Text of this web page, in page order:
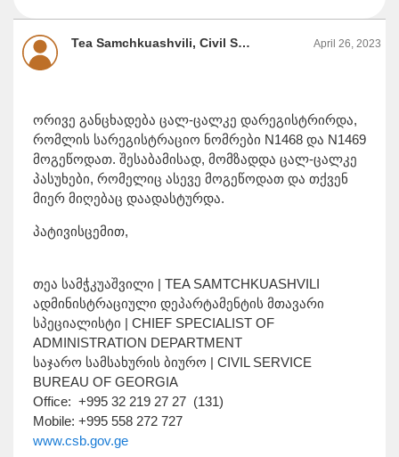
Tea Samchkuashvili, Civil Service Bureau April 26, 2023
ორივე განცხადება ცალ-ცალკე დარეგისტრირდა,
რომლის სარეგისტრაციო ნომრები N1468 და N1469
მოგეწოდათ. შესაბამისად, მომზადდა ცალ-ცალკე
პასუხები, რომელიც ასევე მოგეწოდათ და თქვენ
მიერ მიღებაც დაადასტურდა.
პატივისცემით,
თეა სამჭკუაშვილი | TEA SAMTCHKUASHVILI
ადმინისტრაციული დეპარტამენტის მთავარი
სპეციალისტი | CHIEF SPECIALIST OF
ADMINISTRATION DEPARTMENT
საჯარო სამსახურის ბიურო | CIVIL SERVICE
BUREAU OF GEORGIA
Office: +995 32 219 27 27 (131)
Mobile: +995 558 272 727
www.csb.gov.ge